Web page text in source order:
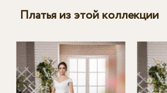
Платья из этой коллекции